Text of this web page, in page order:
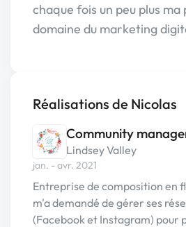
chaque fois un peu plus ma
domaine du marketing
Réalisations de Nicolas
Community
Lindsey Valley
jan. - avr. 2021
Entreprise de composition en
m'a demandé de gérer ses
(Facebook et Instagram) pour